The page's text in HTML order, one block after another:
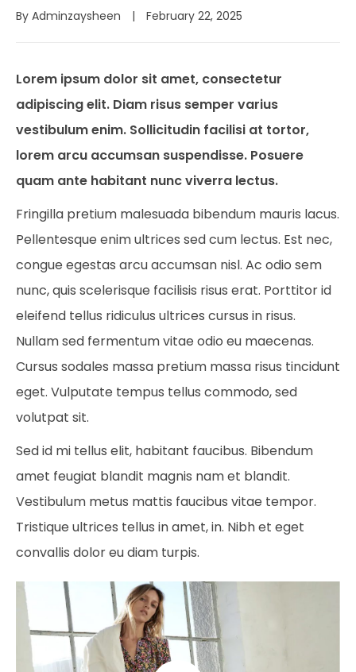
By Adminzaysheen February 22, 2025
Lorem ipsum dolor sit amet, consectetur
adipiscing elit. Diam risus semper varius
vestibulum enim. Sollicitudin facilisi at tortor,
lorem arcu accumsan suspendisse. Posuere
quam ante habitant nunc viverra lectus.
Fringilla pretium malesuada bibendum mauris lacus.
Pellentesque enim ultrices sed cum lectus. Est nec,
congue egestas arcu accumsan nisl. Ac odio sem
nunc, quis scelerisque facilisis risus erat. Porttitor id
eleifend tellus ridiculus ultrices cursus in risus.
Nullam sed fermentum vitae odio eu maecenas.
Cursus sodales massa pretium massa risus tincidunt
eget. Vulputate tempus tellus commodo, sed
volutpat sit.
Sed id mi tellus elit, habitant faucibus. Bibendum
amet feugiat blandit magnis nam et blandit.
Vestibulum metus mattis faucibus vitae tempor.
Tristique ultrices tellus in amet, in. Nibh et eget
convallis dolor eu diam turpis.